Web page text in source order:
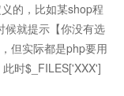
的，比如某shop程
候就提示【你没有选
但实际都是php要用
时$_FILES['XXX']